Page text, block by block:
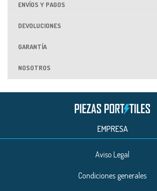
ENVÍOS Y PAGOS
DEVOLUCIONES
GARANTÍA
NOSOTROS
EMPRESA
Aviso Legal
Condiciones generales